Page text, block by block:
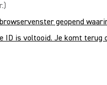
geopend
ID is voltooid. Je komt terug